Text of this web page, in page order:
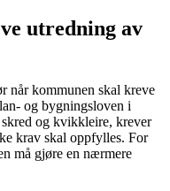
utredning av
når kommunen skal kreve
og bygningsloven i
og kvikkleire, krever
krav skal oppfylles. For
må gjøre en nærmere